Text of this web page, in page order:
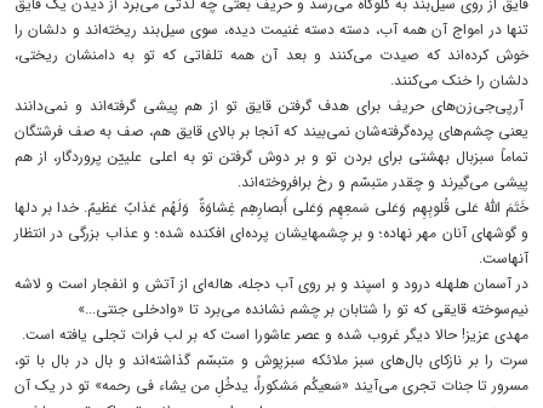
قایق از روی سیل‌بند به گلوگاه می‌رسد و حریف بعثی چه لذتی می‌برد از دیدن یک قایق
تنها در امواج آن همه آب، دسته دسته غنیمت دیده، سوی سیل‌بند ریخته‌اند و دلشان را
خوش کرده‌اند که صیدت می‌کنند و بعد آن همه تلفاتی که تو به دامنشان ریختی،
دلشان را خنک می‌کنند.
آرپی‌جی‌زن‌های حریف برای هدف گرفتن قایق تو از هم پیشی گرفته‌اند و نمی‌دانند
یعنی چشم‌های پرده‌گرفته‌شان نمی‌بیند که آنجا بر بالای قایق هم، صف به صف فرشتگان
تماماً سبزبال بهشتی برای بردن تو و بر دوش گرفتن تو به اعلی علییّن پروردگار، از هم
پیشی می‌گیرند و چقدر متبسّم و رخ برافروخته‌اند.
خَتَمَ اللَّهُ عَلى قُلوبِهِم وَعَلى سَمعِهِم وَعَلى أَبصارِهِم غِشاوَةٌ وَلَهُم عَذابٌ عَظيمٌ. خدا بر دلها
و گوشهای آنان مهر نهاده؛ و بر چشمهایشان پرده‌ای افکنده شده؛ و عذاب بزرگی در انتظار
آنهاست.
در آسمان هلهله درود و اسپند و بر روی آب‌ دجله،‌ هاله‌ای از آتش و انفجار است و لاشه
نیم‌سوخته قایقی که تو را شتابان بر چشم نشانده می‌برد تا «وادخلی جنتی...»
مهدی عزیز! حالا دیگر غروب شده و عصر عاشورا است که بر لب فرات تجلی یافته است.
سرت را بر نازکای بال‌های سبز ملائکه سبزپوش و متبسّم گذاشته‌اند و بال در بال با تو،
مسرور تا جنات‌ تجری می‌آیند «سَعیکُم مَشکوراً، یدخُلِ من یشاء فی‌ رحمه» تو در یک آن